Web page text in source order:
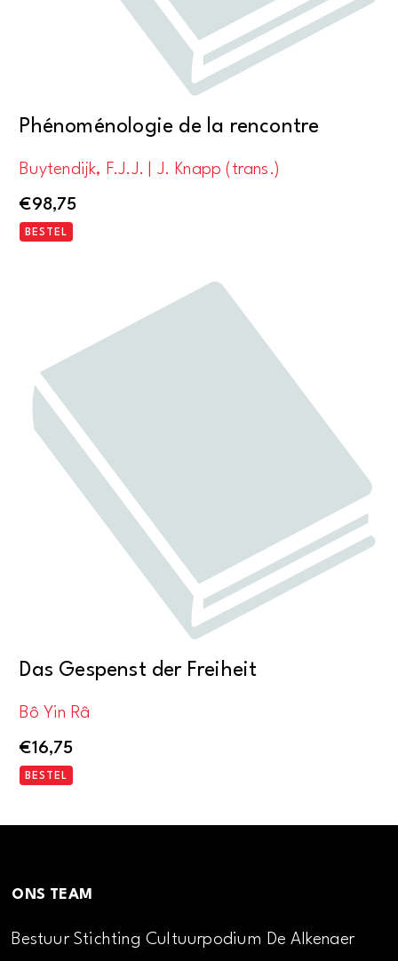
Phénoménologie de la rencontre
Buytendijk, F.J.J. | J. Knapp (trans.)
€98,75
BESTEL
Das Gespenst der Freiheit
Bô Yin Râ
€16,75
BESTEL
ONS TEAM
Bestuur Stichting Cultuurpodium De Alkenaer